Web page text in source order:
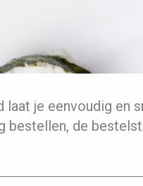
laat je eenvoudig en
bestellen, de